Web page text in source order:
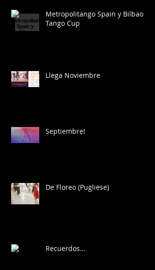
Metropolitango Spain y Bilbao
Tango Cup
Llega Noviembre
Septiembre!
De Floreo (Pugliese)
Recuerdos...